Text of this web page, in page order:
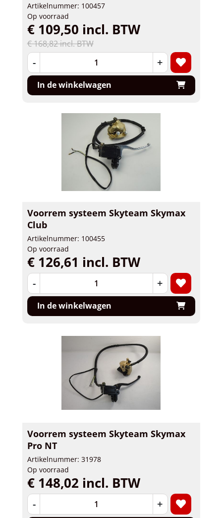
Artikelnummer: 100457
Op voorraad
€ 168,82 incl. BTW
€ 109,50 incl. BTW
- +
In de winkelwagen
Voorrem systeem Skyteam Skymax
Club
Artikelnummer: 100455
Op voorraad
€ 126,61 incl. BTW
- +
In de winkelwagen
Voorrem systeem Skyteam Skymax
Pro NT
Artikelnummer: 31978
Op voorraad
€ 148,02 incl. BTW
- +